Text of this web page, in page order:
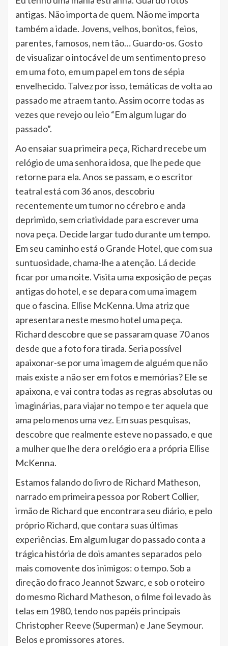
antigas. Não importa de quem. Não me importa
também a idade. Jovens, velhos, bonitos, feios,
parentes, famosos, nem tão… Guardo-os. Gosto
de visualizar o intocável de um sentimento preso
em uma foto, em um papel em tons de sépia
envelhecido. Talvez por isso, temáticas de volta ao
passado me atraem tanto. Assim ocorre todas as
vezes que revejo ou leio “Em algum lugar do
passado”.
Ao ensaiar sua primeira peça, Richard recebe um
relógio de uma senhora idosa, que lhe pede que
retorne para ela. Anos se passam, e o escritor
teatral está com 36 anos, descobriu
recentemente um tumor no cérebro e anda
deprimido, sem criatividade para escrever uma
nova peça. Decide largar tudo durante um tempo.
Em seu caminho está o Grande Hotel, que com sua
suntuosidade, chama-lhe a atenção. Lá decide
ficar por uma noite. Visita uma exposição de peças
antigas do hotel, e se depara com uma imagem
que o fascina. Ellise McKenna. Uma atriz que
apresentara neste mesmo hotel uma peça.
Richard descobre que se passaram quase 70 anos
desde que a foto fora tirada. Seria possível
apaixonar-se por uma imagem de alguém que não
mais existe a não ser em fotos e memórias? Ele se
apaixona, e vai contra todas as regras absolutas ou
imaginárias, para viajar no tempo e ter aquela que
ama pelo menos uma vez. Em suas pesquisas,
descobre que realmente esteve no passado, e que
a mulher que lhe dera o relógio era a própria Ellise
McKenna.
Estamos falando do livro de Richard Matheson,
narrado em primeira pessoa por Robert Collier,
irmão de Richard que encontrara seu diário, e pelo
próprio Richard, que contara suas últimas
experiências. Em algum lugar do passado conta a
trágica história de dois amantes separados pelo
mais comovente dos inimigos: o tempo. Sob a
direção do fraco Jeannot Szwarc, e sob o roteiro
do mesmo Richard Matheson, o filme foi levado às
telas em 1980, tendo nos papéis principais
Christopher Reeve (Superman) e Jane Seymour.
Belos e promissores atores.